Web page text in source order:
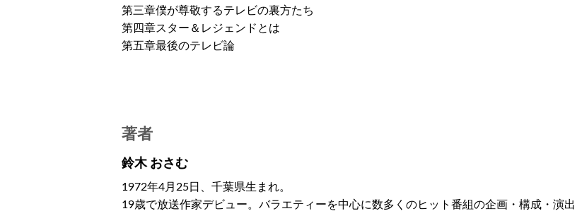
第三章僕が尊敬するテレビの裏方たち
第四章スター＆レジェンドとは
第五章最後のテレビ論
著者
鈴木 おさむ
1972年4月25日、千葉県生まれ。
19歳で放送作家デビュー。バラエティーを中心に数多くのヒット番組の企画・構成・演出